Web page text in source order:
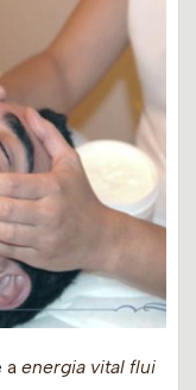
a energia vital flui